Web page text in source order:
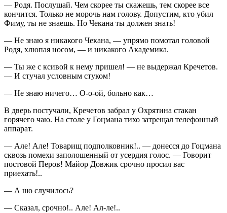
— Родя. Послушай. Чем скорее ты скажешь, тем скорее все
кончится. Только не морочь нам голову. Допустим, кто убил
Фиму, ты не знаешь. Но Чекана ты должен знать!
— Не знаю я никакого Чекана, — упрямо помотал головой
Родя, хлюпая носом, — и никакого Академика.
— Ты же с ксивой к нему пришел! — не выдержал Кречетов.
— И стучал условным стуком!
— Не знаю ничего… О-о-ой, больно как…
В дверь постучали, Кречетов забрал у Охрятина стакан
горячего чаю. На столе у Гоцмана тихо затрещал телефонный
аппарат.
— Але! Але! Товарищ подполковник!.. — донесся до Гоцмана
сквозь помехи заполошенный от усердия голос. — Говорит
постовой Перов! Майор Довжик срочно просил вас
приехать!..
— А шо случилось?
— Сказал, срочно!.. Але! Ал-ле!..